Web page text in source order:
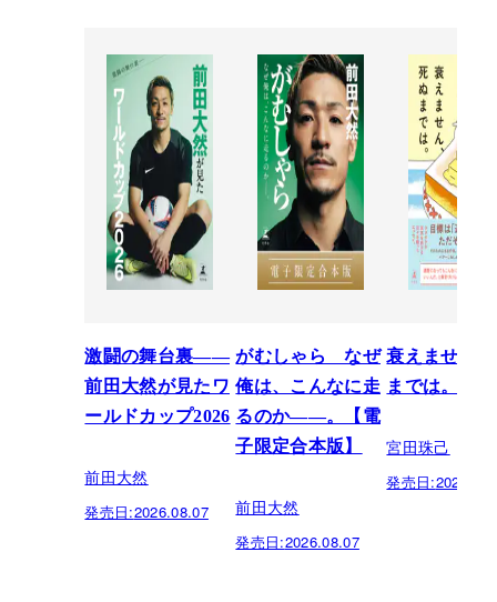
激闘の舞台裏――
前田大然が見たワ
ールドカップ2026
前田大然
発売日:2026.08.07
がむしゃら なぜ
俺は、こんなに走
るのか——。【電
子限定合本版】
前田大然
発売日:2026.08.07
衰えません
までは。
宮田珠己
発売日: